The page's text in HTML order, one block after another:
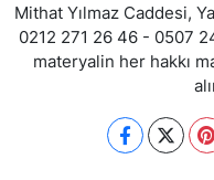
Mithat Yılmaz Caddesi,
0212 271 26 46 - 0507
materyalin her hakkı